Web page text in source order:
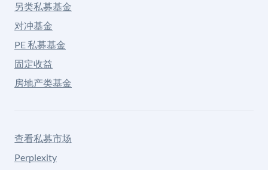
另类私募基金
对冲基金
PE 私募基金
固定收益
房地产类基金
查看私募市场
Perplexity